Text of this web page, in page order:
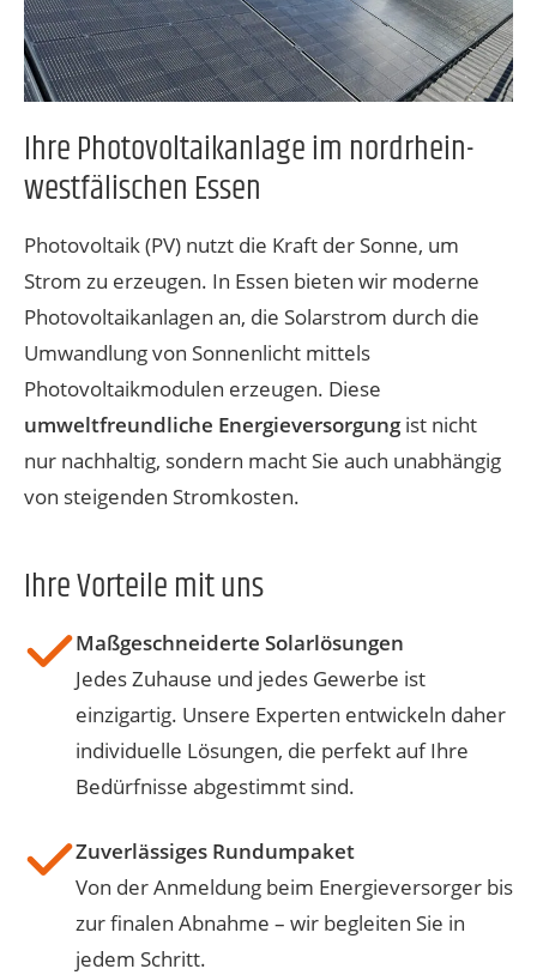
Ihre Photovoltaikanlage im nordrhein-
westfälischen Essen
Photovoltaik (PV) nutzt die Kraft der Sonne, um
Strom zu erzeugen. In Essen bieten wir moderne
Photovoltaikanlagen an, die Solarstrom durch die
Umwandlung von Sonnenlicht mittels
Photovoltaikmodulen erzeugen. Diese
umweltfreundliche Energieversorgungist nicht
nur nachhaltig, sondern macht Sie auch unabhängig
von steigenden Stromkosten.
Ihre Vorteile mit uns
Maßgeschneiderte Solarlösungen
Jedes Zuhause und jedes Gewerbe ist
einzigartig. Unsere Experten entwickeln daher
individuelle Lösungen, die perfekt auf Ihre
Bedürfnisse abgestimmt sind.
Zuverlässiges Rundumpaket
Von der Anmeldung beim Energieversorger bis
zur finalen Abnahme – wir begleiten Sie in
jedem Schritt.